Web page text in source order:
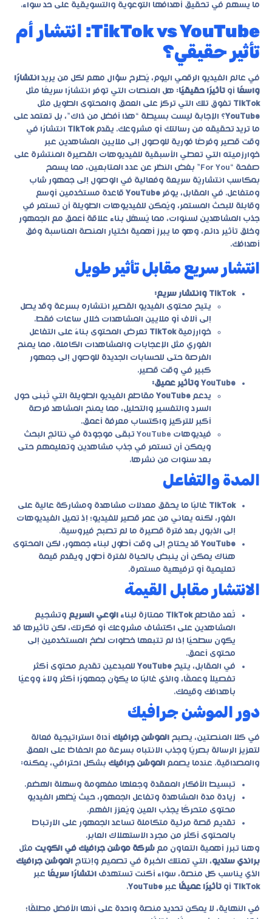
ما يسهم في تحقيق أهدافها التوعوية والتسويقية على حد سواء.
TikTok vs YouTube: انتشار أم
تأثير حقيقي؟
في عالم الفيديو الرقمي اليوم، يُطرح سؤال مهم لكل من يريد انتشارًا
واسعًا أو تأثيرًا حقيقيًا: هل المنصات التي توفر انتشارًا سريعًا مثل
TikTok تفوق تلك التي تركز على العمق والمحتوى الطويل مثل
YouTube؟ الإجابة ليست بسيطة “هذا أفضل من ذاك”، بل تعتمد على
ما تريد تحقيقه من رسالتك أو مشروعك. يقدمTikTok انتشارًا في
وقت قصير وفرصًا فورية للوصول إلى ملايين المشاهدين عبر
خوارزميته التي تعطي الأسبقية للفيديوهات القصيرة المنتشرة على
صفحة “For You” بغض النظر عن عدد المتابعين، مما يسمح
بمكاسب انتشاريّة سريعة وفعالية في الوصول إلى جمهور شاب
ومتفاعل. في المقابل، يوفر YouTube قاعدة مستخدمين أوسع
وقابلة للبحث المستمر، ويُمكن للفيديوهات الطويلة أن تستمر في
جذب المشاهدين لسنوات، مما يُسهّل بناء علاقة أعمق مع الجمهور
وخلق تأثير دائم، وهو ما يبرز أهمية اختيار المنصة المناسبة وفق
أهدافك.
انتشار سريع مقابل تأثير طويل
TikTok وانتشار سريع:
يتيح محتوى الفيديو القصير انتشاره بسرعة وقد يصل
إلى آلاف أو ملايين المشاهدات خلال ساعات فقط.
خوارزميةTikTok تعرض المحتوى بناءً على التفاعل
الفوري مثل الإعجابات والمشاهدات الكاملة، مما يمنح
الفرصة حتى للحسابات الجديدة للوصول إلى جمهور
كبير في وقت قصير.
YouTube وتأثير عميق:
يدعم YouTube مقاطع الفيديو الطويلة التي تُبنى حول
السرد والتفسير والتحليل، مما يمنح المشاهد فرصة
أكبر للتركيز واكتساب معرفة أعمق.
فيديوهات YouTube تبقى موجودة في نتائج البحث
ويمكن أن تستمر في جذب مشاهدين وتعليمهم حتى
بعد سنوات من نشرها.
المدة والتفاعل
TikTok غالبًا ما يحقق معدلات مشاهدة ومشاركة عالية على
الفور، لكنه يعاني من عمر قصير للفيديو؛ إذ تميل الفيديوهات
إلى الذبول بعد فترة قصيرة ما لم تصبح فيروسية.
YouTube قد يحتاج إلى وقت أطول لبناء جمهور، لكن المحتوى
هناك يمكن أن ينبض بالحياة لفترة أطول ويقدم قيمة
تعليمية أو ترفيهية مستمرة.
الانتشار مقابل القيمة
تُعد مقاطعTikTok ممتازة لبناء الوعي السريع وتشجيع
المشاهدين على اكتشاف مشروعك أو فكرتك، لكن تأثيرها قد
يكون سطحيًا إذا لم تتبعها خطوات لضخ المستخدمين إلى
محتوى أعمق.
في المقابل، يتيح YouTube للمبدعين تقديم محتوى أكثر
تفصيلاً وعمقًا، والذي غالبًا ما يكوّن جمهورًا أكثر ولاءً ووعيًا
بأهدافك وقيمك.
دور الموشن جرافيك
في كلا المنصتين، يصبح الموشن جرافيك أداة استراتيجية فعالة
لتعزيز الرسالة بصريًا وجذب الانتباه بسرعة مع الحفاظ على العمق
والمصداقية. عندما يصمم الموشن جرافيك بشكل احترافي، يمكنه:
تبسيط الأفكار المعقدة وجعلها مفهومة وسهلة الهضم.
زيادة مدة المشاهدة وتفاعل الجمهور، حيث يُظهر الفيديو
محتوى متحركًا يجذب العين ويُعزز الفهم.
تقديم قصة مرئية متكاملة تساعد الجمهور على الارتباط
بالمحتوى أكثر من مجرد الاستهلاك العابر.
وهنا تبرز أهمية التعاون مع شركة موشن جرافيك في الكويت مثل
براندي ستديو، التي تمتلك الخبرة في تصميم وإنتاج الموشن جرافيك
الذي يناسب كل منصة، سواء أكنت تستهدف انتشارًا سريعًا عبر
TikTok أو تأثيرًا عميقًا عبر YouTube
.
في النهاية، لا يمكن تحديد منصة واحدة على أنها الأفضل مطلقًا؛